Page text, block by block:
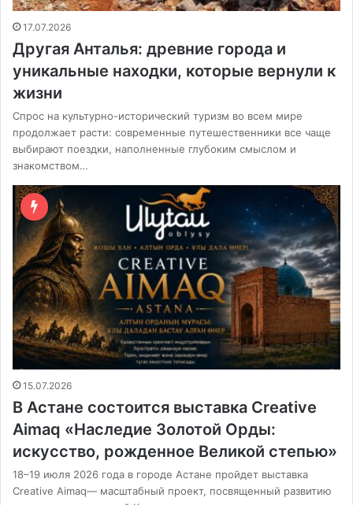
17.07.2026
Другая Анталья: древние города и
уникальные находки, которые вернули к
жизни
Спрос на культурно-исторический туризм во всем мире
продолжает расти: современные путешественники все чаще
выбирают поездки, наполненные глубоким смыслом и
знакомством…
15.07.2026
В Астане состоится выставка Creative
Aimaq «Наследие Золотой Орды:
искусство, рожденное Великой степью»
18–19 июля 2026 года в городе Астане пройдет выставка
Creative Aimaq— масштабный проект, посвященный развитию